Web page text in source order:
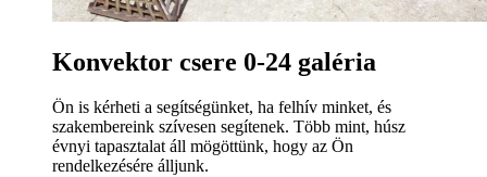
Konvektor csere 0-24 galéria
Ön is kérheti a segítségünket, ha felhív minket, és
szakembereink szívesen segítenek. Több mint, húsz
évnyi tapasztalat áll mögöttünk, hogy az Ön
rendelkezésére álljunk.